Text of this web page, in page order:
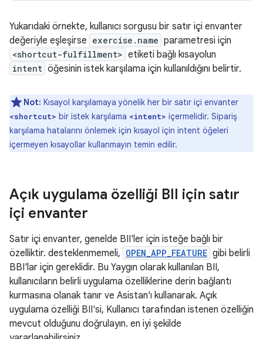
Yukarıdaki örnekte, kullanıcı sorgusu bir satır içi envanter
değeriyle eşleşirse exercise.name parametresi için
<shortcut-fulfillment> etiketi bağlı kısayolun
intent öğesinin istek karşılama için kullanıldığını belirtir.
Not: Kısayol karşılamaya yönelik her bir satır içi envanter
<shortcut> bir istek karşılama <intent> içermelidir. Sipariş
karşılama hatalarını önlemek için kısayol için intent öğeleri
içermeyen kısayollar kullanmayın temin edilir.
Açık uygulama özelliği BII için satır
içi envanter
Satır içi envanter, genelde BII'ler için isteğe bağlı bir
özelliktir. desteklenmemeli, OPEN_APP_FEATURE gibi belirli
BBI'lar için gereklidir. Bu Yaygın olarak kullanılan BII,
kullanıcıların belirli uygulama özelliklerine derin bağlantı
kurmasına olanak tanır ve Asistan'ı kullanarak. Açık
uygulama özelliği BII'si, Kullanıcı tarafından istenen özelliğin
mevcut olduğunu doğrulayın. en iyi şekilde